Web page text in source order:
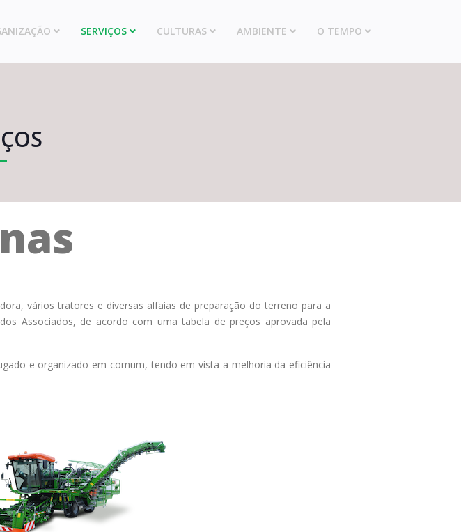
SERVIÇOS CULTURAS AMBIENTE O TEMPO
vários tratores e diversas alfaias de preparação do terreno para a
Associados, de acordo com uma tabela de preços aprovada pela
e organizado em comum, tendo em vista a melhoria da eficiência